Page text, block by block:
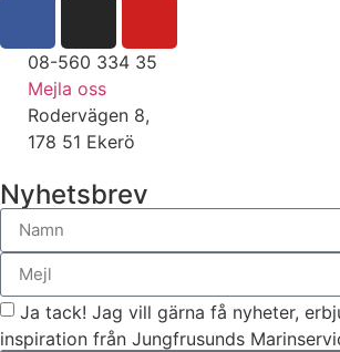
08-560 334 35
Mejla oss
Rodervägen 8,
178 51 Ekerö
Nyhetsbrev
Ja tack! Jag vill gärna få nyheter,
inspiration från Jungfrusunds